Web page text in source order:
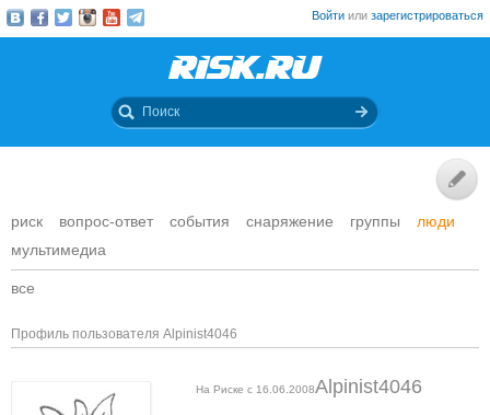
Войти или зарегистрироваться
риск вопрос-ответ события снаряжение группы
люди
мультимедиа
все
Профиль пользователя Alpinist4046
Alpinist4046
На Риске с 16.06.2008